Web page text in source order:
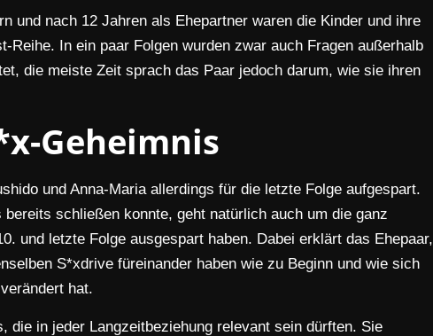
und nach 12 Jahren als Ehepartner waren die Kinder und ihre
Reihe. In ein paar Folgen wurden zwar auch Fragen außerhalb
die meiste Zeit sprach das Paar jedoch darum, wie sie ihren
Geheimnis
und Anna-Maria allerdings für die letzte Folge aufgespart.
schließen konnte, geht natürlich auch um die ganz
und letzte Folge ausgespart haben. Dabei erklärt das Ehepaar,
S*xdrive füreinander haben wie zu Beginn und wie sich
hat.
die in jeder Langzeitbeziehung relevant sein dürften. Sie